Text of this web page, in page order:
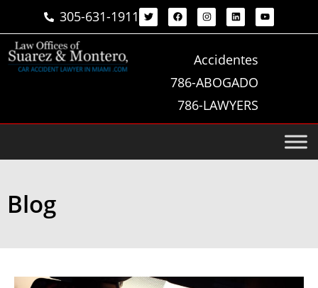
305-631-1911
Accidentes
786-ABOGADO
786-LAWYERS
Blog